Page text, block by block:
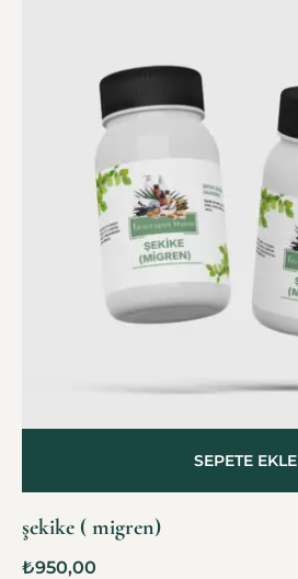
şekike ( migren)
₺950,00
SEPETE EKLE